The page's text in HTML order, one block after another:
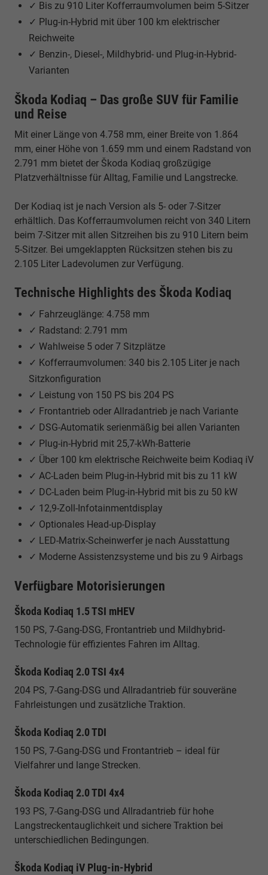
✓ Bis zu 910 Liter Kofferraumvolumen beim 5-Sitzer
✓ Plug-in-Hybrid mit über 100 km elektrischer
Reichweite
✓ Benzin-, Diesel-, Mildhybrid- und Plug-in-Hybrid-
Varianten
Škoda Kodiaq – Das große SUV für Familie
und Reise
Mit einer Länge von 4.758 mm, einer Breite von 1.864
mm, einer Höhe von 1.659 mm und einem Radstand von
2.791 mm bietet der Škoda Kodiaq großzügige
Platzverhältnisse für Alltag, Familie und Langstrecke.
Der Kodiaq ist je nach Version als 5- oder 7-Sitzer
erhältlich. Das Kofferraumvolumen reicht von 340 Litern
beim 7-Sitzer mit allen Sitzreihen bis zu 910 Litern beim
5-Sitzer. Bei umgeklappten Rücksitzen stehen bis zu
2.105 Liter Ladevolumen zur Verfügung.
Technische Highlights des Škoda Kodiaq
✓ Fahrzeuglänge: 4.758 mm
✓ Radstand: 2.791 mm
✓ Wahlweise 5 oder 7 Sitzplätze
✓ Kofferraumvolumen: 340 bis 2.105 Liter je nach
Sitzkonfiguration
✓ Leistung von 150 PS bis 204 PS
✓ Frontantrieb oder Allradantrieb je nach Variante
✓ DSG-Automatik serienmäßig bei allen Varianten
✓ Plug-in-Hybrid mit 25,7-kWh-Batterie
✓ Über 100 km elektrische Reichweite beim Kodiaq iV
✓ AC-Laden beim Plug-in-Hybrid mit bis zu 11 kW
✓ DC-Laden beim Plug-in-Hybrid mit bis zu 50 kW
✓ 12,9-Zoll-Infotainmentdisplay
✓ Optionales Head-up-Display
✓ LED-Matrix-Scheinwerfer je nach Ausstattung
✓ Moderne Assistenzsysteme und bis zu 9 Airbags
Verfügbare Motorisierungen
Škoda Kodiaq 1.5 TSI mHEV
150 PS, 7-Gang-DSG, Frontantrieb und Mildhybrid-
Technologie für effizientes Fahren im Alltag.
Škoda Kodiaq 2.0 TSI 4x4
204 PS, 7-Gang-DSG und Allradantrieb für souveräne
Fahrleistungen und zusätzliche Traktion.
Škoda Kodiaq 2.0 TDI
150 PS, 7-Gang-DSG und Frontantrieb – ideal für
Vielfahrer und lange Strecken.
Škoda Kodiaq 2.0 TDI 4x4
193 PS, 7-Gang-DSG und Allradantrieb für hohe
Langstreckentauglichkeit und sichere Traktion bei
unterschiedlichen Bedingungen.
Škoda Kodiaq iV Plug-in-Hybrid